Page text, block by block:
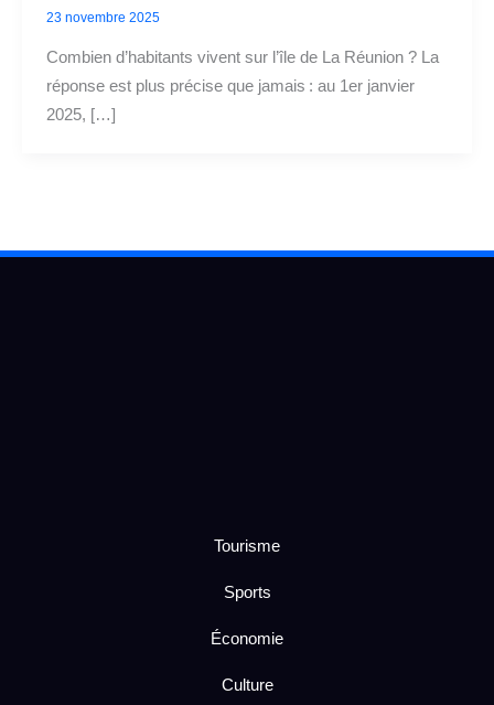
23 novembre 2025
Combien d’habitants vivent sur l’île de La Réunion ? La
réponse est plus précise que jamais : au 1er janvier
2025, […]
Tourisme
Sports
Économie
Culture